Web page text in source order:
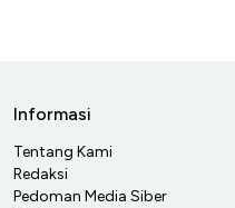
Informasi
Tentang Kami
Redaksi
Pedoman Media Siber